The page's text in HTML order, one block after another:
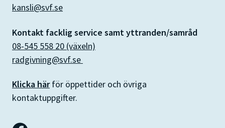
kansli@svf.se
Kontakt facklig service samt yttranden/samråd
08-545 558 20 (växeln)
radgivning@svf.se
Klicka härför öppettider och övriga
kontaktuppgifter.